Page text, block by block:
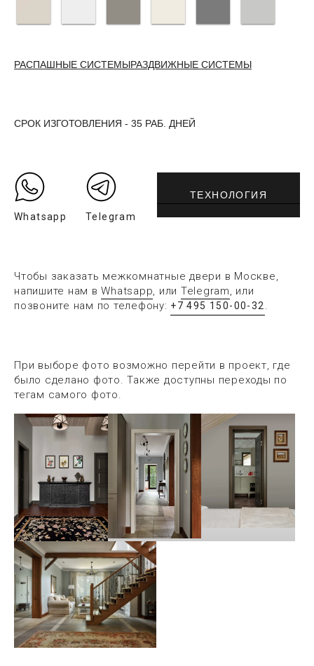
РАСПАШНЫЕ СИСТЕМЫРАЗДВИЖНЫЕ СИСТЕМЫ
СРОК ИЗГОТОВЛЕНИЯ - 35 РАБ. ДНЕЙ
Whatsapp Telegram
ТЕХНОЛОГИЯ
Чтобы заказать межкомнатные двери в Москве,
напишите нам вWhatsapp, или Telegram, или
позвоните нам по телефону: +7 495 150-00-32 .
При выборе фото возможно перейти в проект, где
было сделано фото. Также доступны переходы по
тегам самого фото.